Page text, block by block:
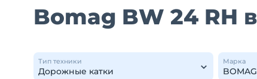
Bomag BW 24 RH
Тип техники Марка